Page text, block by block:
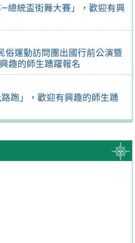
—總統盃街舞大賽」，歡迎有興
俗運動訪問團出國行前公演暨
趣的師生踴躍報名
路跑」，歡迎有興趣的師生踴